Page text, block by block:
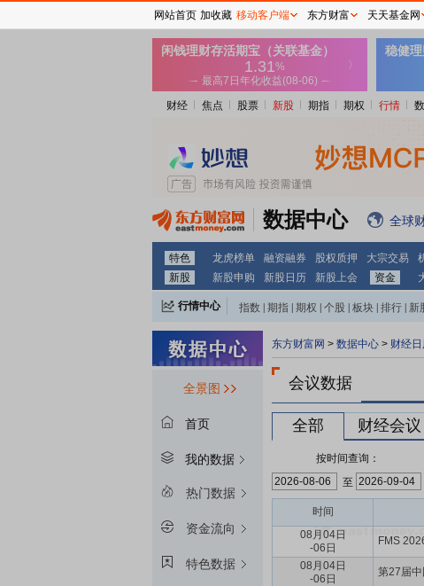
财经 焦点 股票 新股 期指 期权 行情
数据中心 全球
特色 龙虎榜单 融资融券 股权质押 大宗交易
新股
新股申购 新股日历 新股上会 资金
行情中心 指数 期指 期权 个股 板块 排行 新
全景图
首页
我的数据
热门数据
资金流向
特色数据
东方财富网 > 数据中心 > 财经
会议数据
全部 财经会议
按时间查询：
至
时间
08月04日
-06日
FMS
08月04日
-06日
第27届
网站首页 加收藏 移动客户端 东方财富 天天基金网